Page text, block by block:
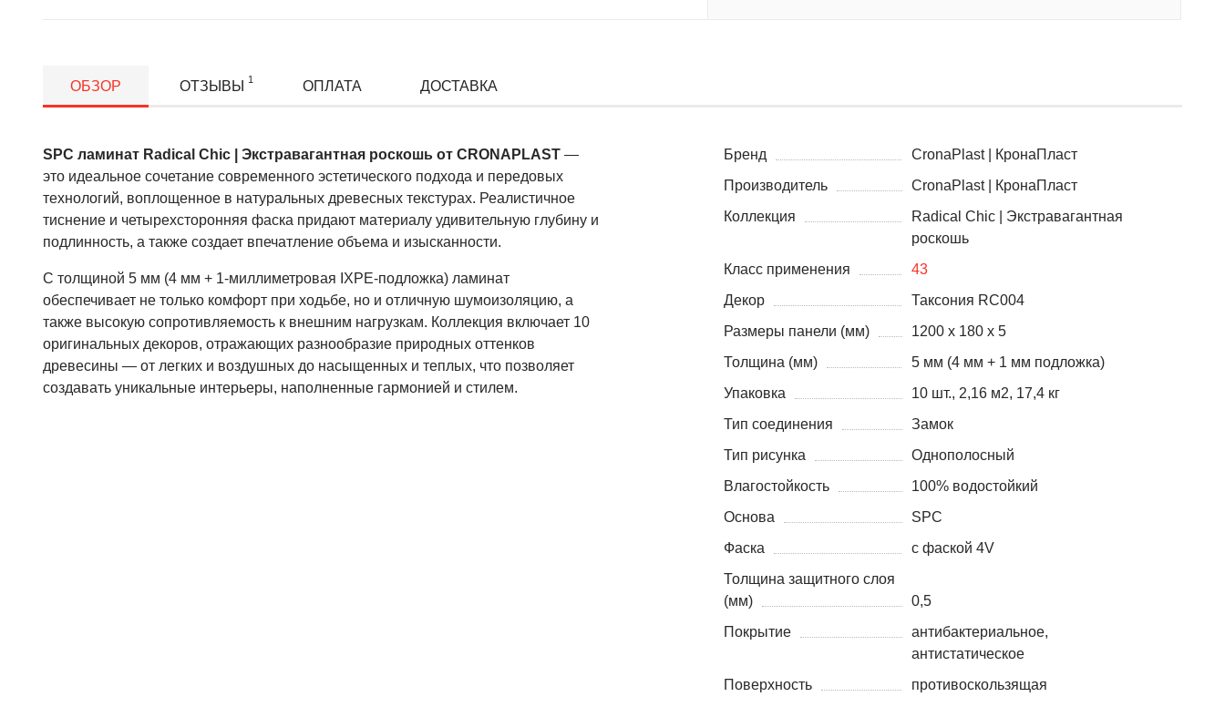
ОБЗОР ОТЗЫВЫ 1 ОПЛАТА ДОСТАВКА
SPC ламинат Radical Chic | Экстравагантная роскошь от CRONAPLAST —
это идеальное сочетание современного эстетического подхода и передовых
технологий, воплощенное в натуральных древесных текстурах. Реалистичное
тиснение и четырехсторонняя фаска придают материалу удивительную глубину и
подлинность, а также создает впечатление объема и изысканности.
С толщиной 5 мм (4 мм + 1-миллиметровая IXPE-подложка) ламинат
обеспечивает не только комфорт при ходьбе, но и отличную шумоизоляцию, а
также высокую сопротивляемость к внешним нагрузкам. Коллекция включает 10
оригинальных декоров, отражающих разнообразие природных оттенков
древесины — от легких и воздушных до насыщенных и теплых, что позволяет
создавать уникальные интерьеры, наполненные гармонией и стилем.
Бренд
CronaPlast | КронаПласт
Производитель
CronaPlast | КронаПласт
Коллекция
Radical Chic | Экстравагантная
роскошь
Класс применения
43
Декор
Таксония RC004
Размеры панели (мм)
1200 х 180 х 5
Толщина (мм)
5 мм (4 мм + 1 мм подложка)
Упаковка
10 шт., 2,16 м2, 17,4 кг
Тип соединения
Замок
Тип рисунка
Однополосный
Влагостойкость
100% водостойкий
Основа
SPC
Фаска
с фаской 4V
Толщина защитного слоя
(мм)
0,5
Покрытие
антибактериальное,
антистатическое
Поверхность
противоскользящая